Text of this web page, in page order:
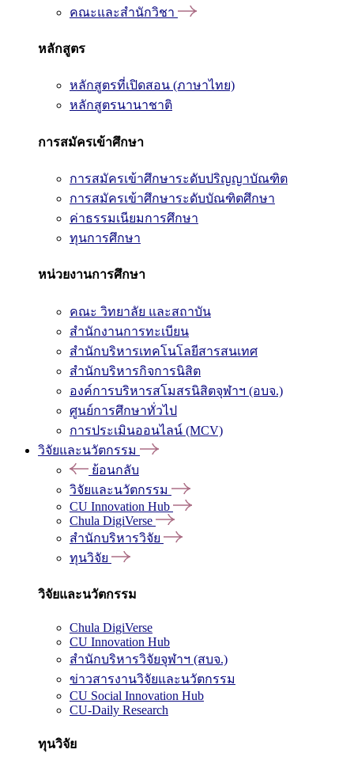
คณะและสำนักวิชา
หลักสูตร
หลักสูตรที่เปิดสอน (ภาษาไทย)
หลักสูตรนานาชาติ
การสมัครเข้าศึกษา
การสมัครเข้าศึกษาระดับปริญญาบัณฑิต
การสมัครเข้าศึกษาระดับบัณฑิตศึกษา
ค่าธรรมเนียมการศึกษา
ทุนการศึกษา
หน่วยงานการศึกษา
คณะ วิทยาลัย และสถาบัน
สำนักงานการทะเบียน
สำนักบริหารเทคโนโลยีสารสนเทศ
สำนักบริหารกิจการนิสิต
องค์การบริหารสโมสรนิสิตจุฬาฯ (อบจ.)
ศูนย์การศึกษาทั่วไป
การประเมินออนไลน์ (MCV)
วิจัยและนวัตกรรม
ย้อนกลับ
วิจัยและนวัตกรรม
CU Innovation Hub
Chula DigiVerse
สำนักบริหารวิจัย
ทุนวิจัย
วิจัยและนวัตกรรม
Chula DigiVerse
CU Innovation Hub
สำนักบริหารวิจัยจุฬาฯ (สบจ.)
ข่าวสารงานวิจัยและนวัตกรรม
CU Social Innovation Hub
CU-Daily Research
ทุนวิจัย